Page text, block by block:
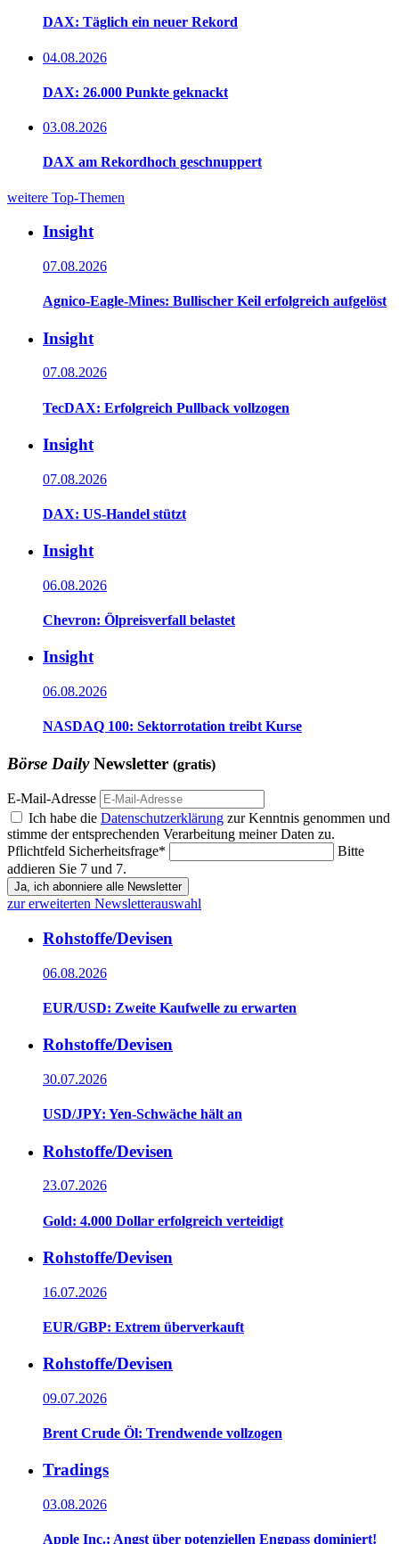
DAX: Täglich ein neuer Rekord
04.08.2026
DAX: 26.000 Punkte geknackt
03.08.2026
DAX am Rekordhoch geschnuppert
weitere Top-Themen
Insight
07.08.2026
Agnico-Eagle-Mines: Bullischer Keil erfolgreich aufgelöst
Insight
07.08.2026
TecDAX: Erfolgreich Pullback vollzogen
Insight
07.08.2026
DAX: US-Handel stützt
Insight
06.08.2026
Chevron: Ölpreisverfall belastet
Insight
06.08.2026
NASDAQ 100: Sektorrotation treibt Kurse
Börse DailyNewsletter (gratis)
E-Mail-Adresse
Ich habe die Datenschutzerklärung zur Kenntnis genommen und
stimme der entsprechenden Verarbeitung meiner Daten zu.
Pflichtfeld Sicherheitsfrage*
Bitte
addieren Sie 7 und 7.
Ja, ich abonniere alle Newsletter
zur erweiterten Newsletterauswahl
Rohstoffe/Devisen
06.08.2026
EUR/USD: Zweite Kaufwelle zu erwarten
Rohstoffe/Devisen
30.07.2026
USD/JPY: Yen-Schwäche hält an
Rohstoffe/Devisen
23.07.2026
Gold: 4.000 Dollar erfolgreich verteidigt
Rohstoffe/Devisen
16.07.2026
EUR/GBP: Extrem überverkauft
Rohstoffe/Devisen
09.07.2026
Brent Crude Öl: Trendwende vollzogen
Tradings
03.08.2026
Apple Inc.: Angst über potenziellen Engpass dominiert!